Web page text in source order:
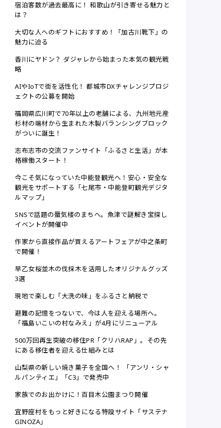
宿泊客数が過去最高に！ 和歌山が引き寄せる魅力と
は？
大切な人へのギフトにおすすめ！「加古川靴下」の
魅力に迫る
香川にヤドン？ ダジャレから始まった本気の観光戦
略
AIやIoTで街を活性化！ 都城市DXチャレンジプロジ
ェクトの公募を開始
福岡県広川町で70年以上の老舗による、九州地元産
杉材の端材から生まれた木製バランシングブロック
がついに誕生！
志布志市の交流ファンサイト「ふるさと生活」が本
格稼働スタート！
今こそ気になっていた中能登観光へ！安心・安全な
観光をサポートする「七尾市・中能登町観光デジタ
ルマップ」
SNSで話題の蜃気楼のまちへ。魚津で謎解き宝探し
イベントが開催中
作家から直接作品が買えるアートフェアが中之条町
で開催！
早乙女桜並木の伐採木を活用したオリジナルグッズ
3選
現地で楽しむ「大洗の味」をふるさと納税で
避難の記憶をつないで、今は人を迎える場所へ。
「福島いこいの村なみえ」が4月にリニューアル
500万回再生突破の移住PR「クリハRAP」。その先
にある移住者を迎える仕組みとは
山梨県の新しい焼き菓子を全国へ！ 「アンリ・シャ
ルパンティエ」「C3」で発売中
家族でのお出かけに！百目木公園まつり開催
宜野座村をもっと好きになる特設サイト「サステナ
GINOZA」